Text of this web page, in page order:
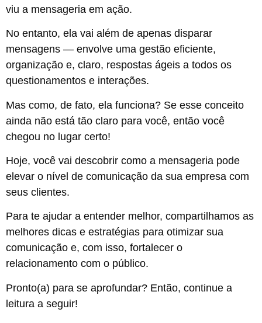
viu a mensageria em ação.
No entanto, ela vai além de apenas disparar
mensagens — envolve uma gestão eficiente,
organização e, claro, respostas ágeis a todos os
questionamentos e interações.
Mas como, de fato, ela funciona? Se esse conceito
ainda não está tão claro para você, então você
chegou no lugar certo!
Hoje, você vai descobrir como a mensageria pode
elevar o nível de comunicação da sua empresa com
seus clientes.
Para te ajudar a entender melhor, compartilhamos as
melhores dicas e estratégias para otimizar sua
comunicação e, com isso, fortalecer o
relacionamento com o público.
Pronto(a) para se aprofundar? Então, continue a
leitura a seguir!